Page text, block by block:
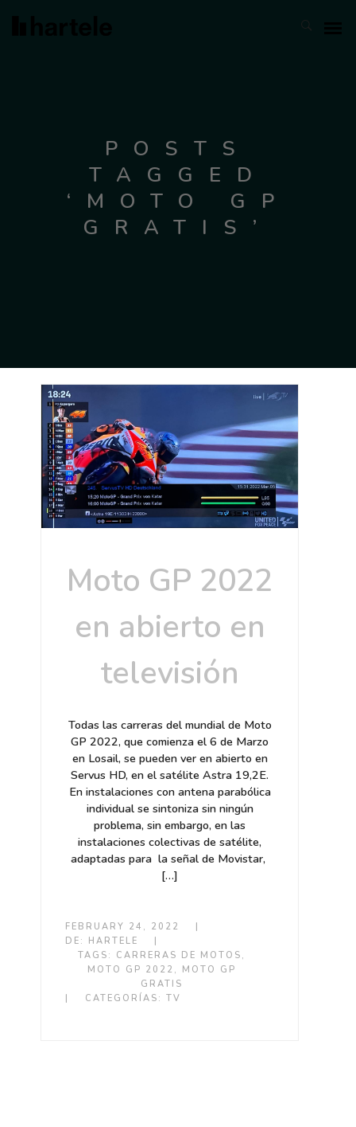
POSTS
TAGGED
‘MOTO GP
GRATIS’
Moto GP 2022
en abierto en
televisión
Todas las carreras del mundial de Moto
GP 2022, que comienza el 6 de Marzo
en Losail, se pueden ver en abierto en
Servus HD, en el satélite Astra 19,2E.
En instalaciones con antena parabólica
individual se sintoniza sin ningún
problema, sin embargo, en las
instalaciones colectivas de satélite,
adaptadas para la señal de Movistar,
[…]
FEBRUARY 24, 2022
DE:
HARTELE
TAGS: CARRERAS DE MOTOS ,
MOTO GP 2022 ,
MOTO GP
GRATIS
CATEGORÍAS:TV